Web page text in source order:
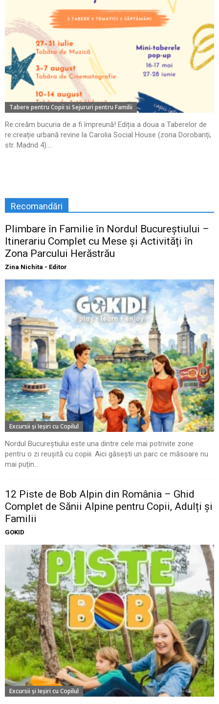
Tabere pentru Copii si Sejururi pentru Familii
Re:creăm bucuria de a fi împreună! Ediția a doua a Taberelor de
re:creație urbană revine la Carolia Social House (zona Dorobanți,
str. Madrid 4)....
Recomandări
Plimbare în Familie în Nordul Bucureștiului –
Itinerariu Complet cu Mese și Activități în
Zona Parcului Herăstrău
Zina Nichita - Editor
Excursii şi Ieşiri cu Copilul
Nordul Bucureștiului este una dintre cele mai potrivite zone
pentru o zi reușită cu copiii. Aici găsești un parc ce măsoare nu
mai puțin...
12 Piste de Bob Alpin din România – Ghid
Complet de Sănii Alpine pentru Copii, Adulți și
Familii
GOKID
Excursii şi Ieşiri cu Copilul